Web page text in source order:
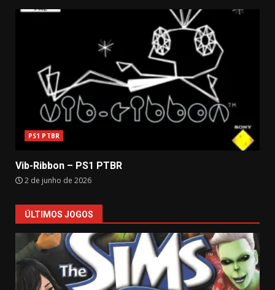
PS1 PTBR
Vib-Ribbon – PS1 PTBR
2 de junho de 2026
ÚLTIMOS JOGOS